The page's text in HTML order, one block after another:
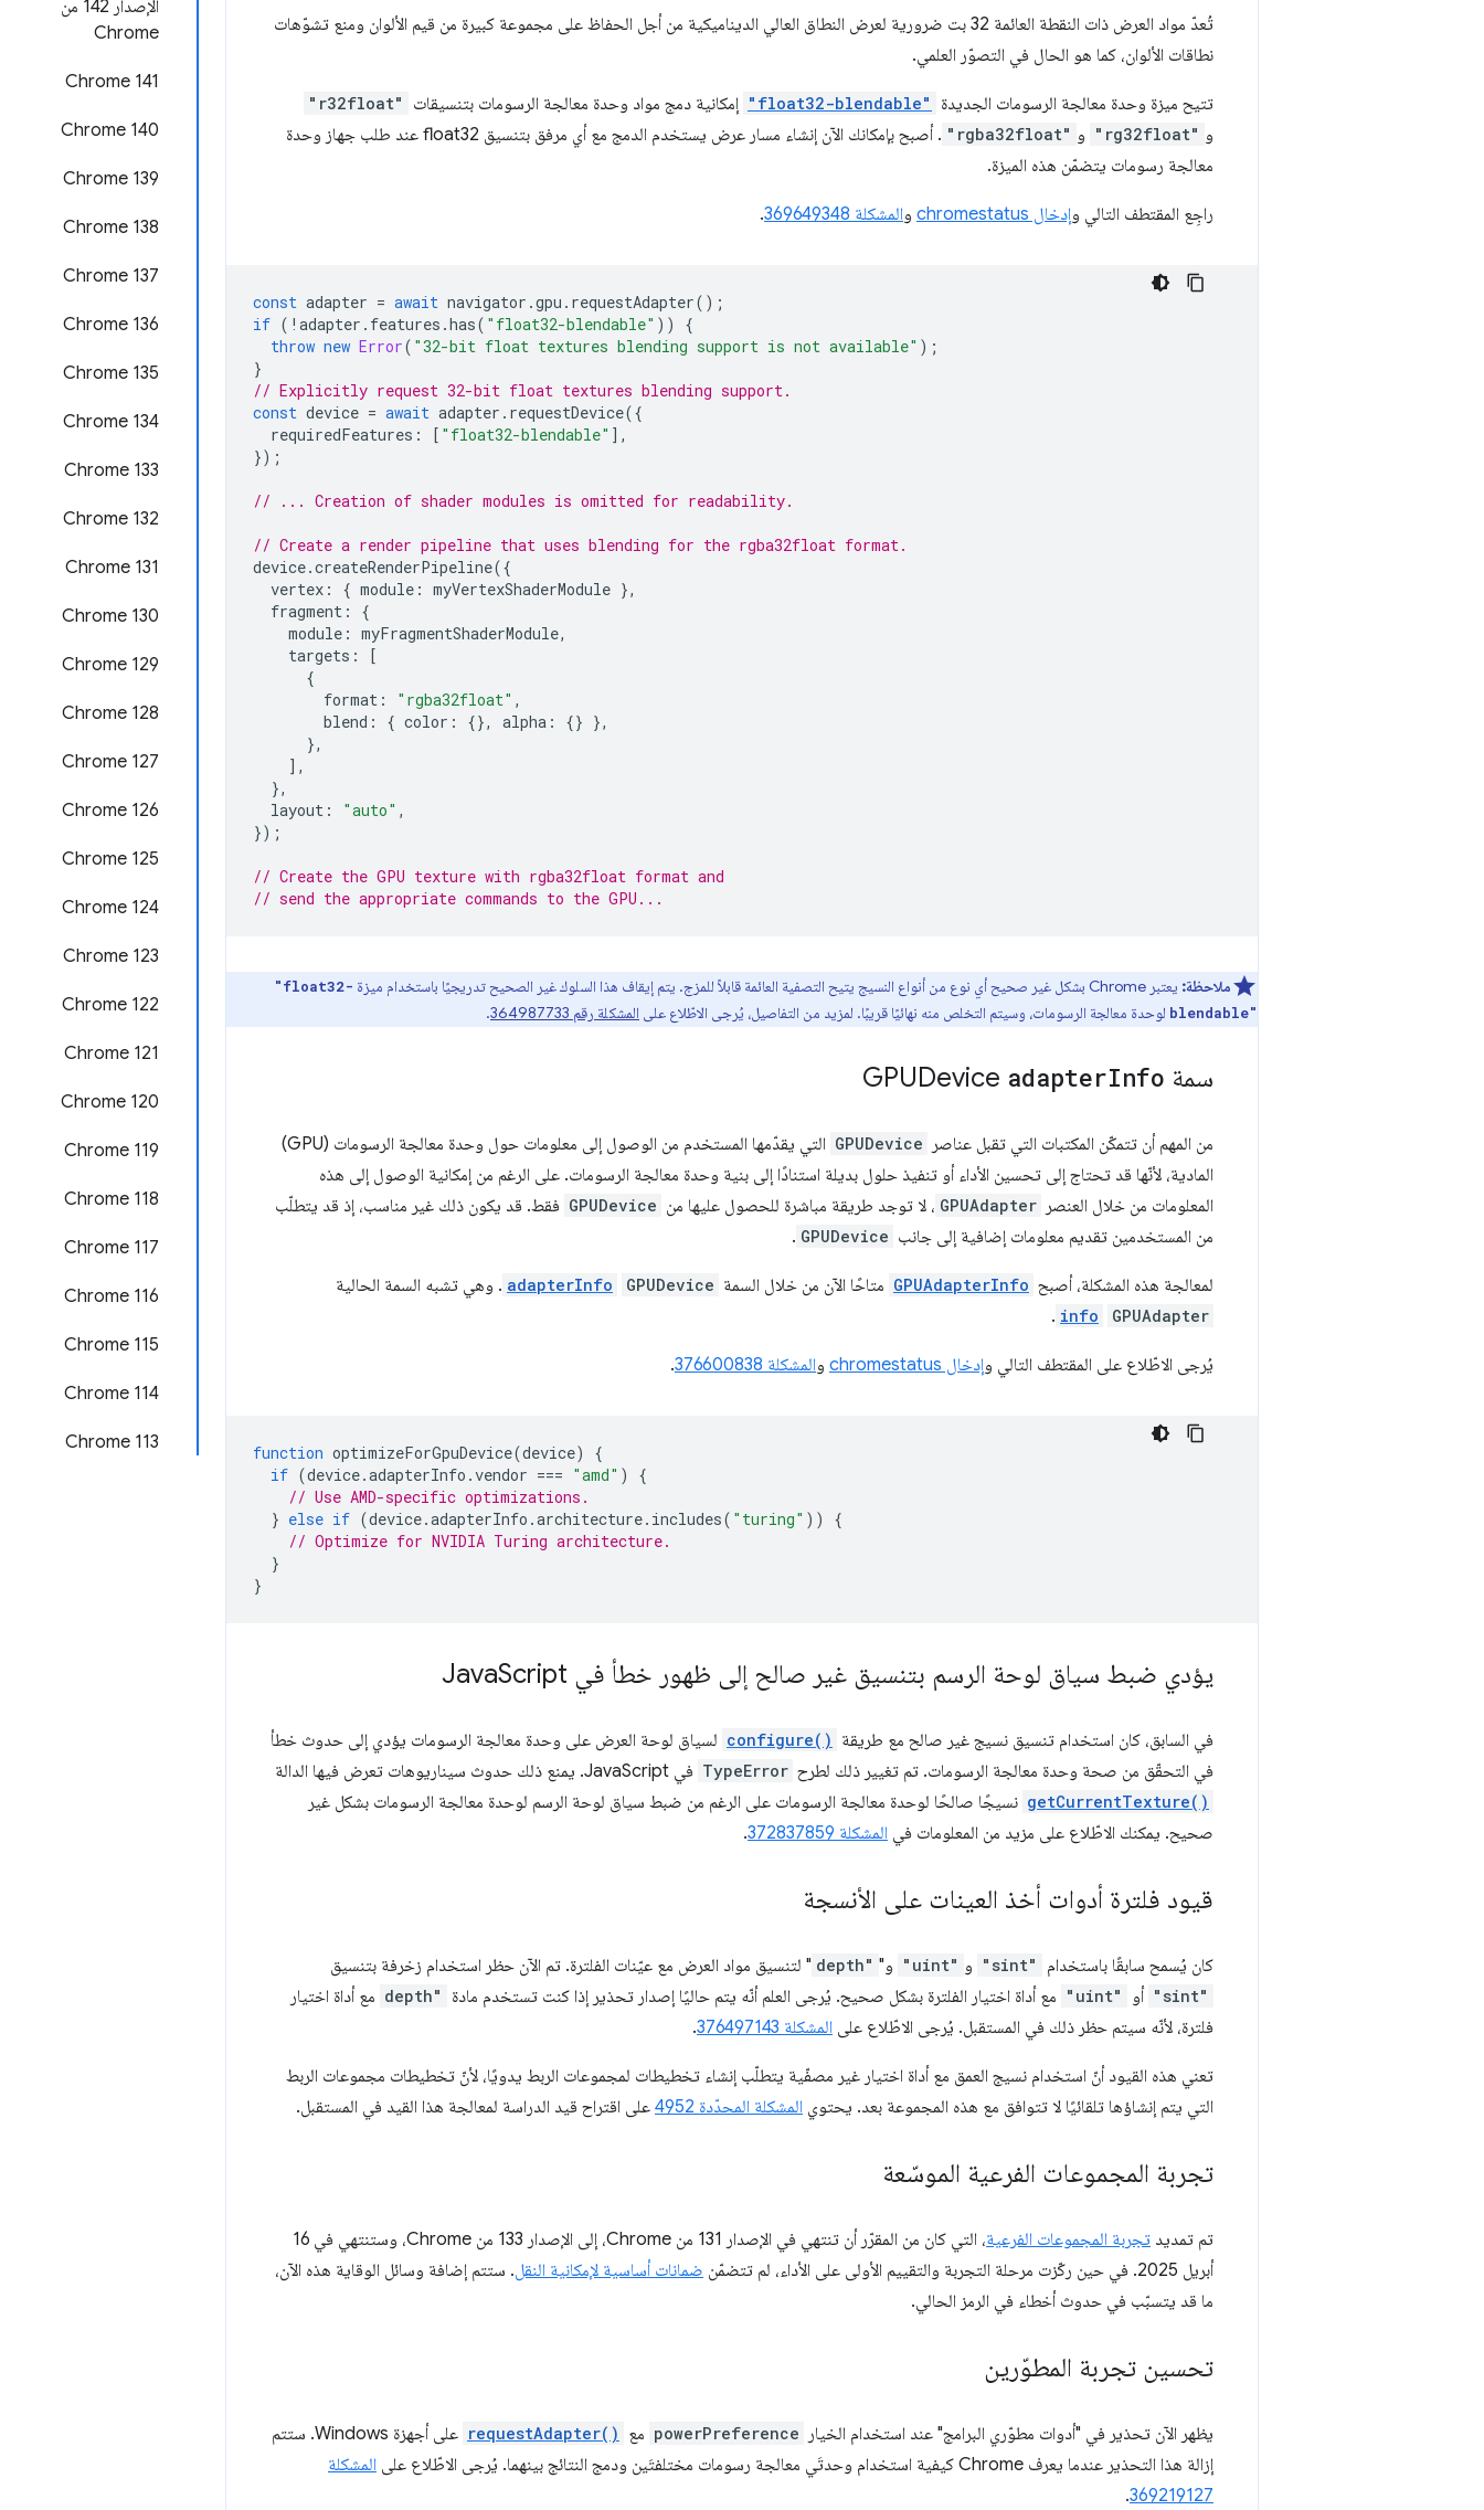
الإصدار 142 من
Chrome
‫Chrome 141
Chrome 140
‫Chrome 139
‫Chrome 138
‫Chrome 137
Chrome 136
Chrome 135
‫Chrome 134
‫Chrome 133
‫Chrome 132
Chrome 131
Chrome 130
Chrome 129
‫Chrome 128
Chrome 127
Chrome 126
‫Chrome 125
Chrome 124
Chrome 123
‫Chrome 122
Chrome 121
‫Chrome 120
‫Chrome 119
‫Chrome 118
‫Chrome 117
Chrome 116
Chrome 115
‫Chrome 114
Chrome 113
تُعدّ مواد العرض ذات النقطة العائمة 32 بت ضرورية لعرض النطاق العالي الديناميكية من أجل الحفاظ على مجموعة كبيرة من قيم الألوان ومنع تشوّهات
نطاقات الألوان، كما هو الحال في التصوّر العلمي.
تتيح ميزة وحدة معالجة الرسومات الجديدة "float32-blendable" إمكانية دمج مواد وحدة معالجة الرسومات بتنسيقات "r32float"
و "rg32float" و "rgba32float"
. أصبح بإمكانك الآن إنشاء مسار عرض يستخدم الدمج مع أي مرفق بتنسيق float32 عند طلب جهاز وحدة
معالجة رسومات يتضمّن هذه الميزة.
راجِع المقتطف التالي وإدخال chromestatus والمشكلة 369649348 .
const adapter = await navigator .gpu . requestAdapter();
if ( ! adapter . features .has( "float32-blendable" ))
{
throw new Error( "32-bit float textures blending support is not available" );
}
// Explicitly request 32-bit float textures blending support.
const device = await adapter . requestDevice({
requiredFeatures : [ "float32-blendable" ],
});
// ... Creation of shader modules is omitted for readability.
// Create a render pipeline that uses blending for the rgba32float format.
device.createRenderPipeline({
vertex : { module : myVertexShaderModule },
fragment :
{
module : myFragmentShaderModule,
targets :
[
{
format : "rgba32float" ,
blend : { color : {}, alpha : {} },
},
],
},
layout : "auto" ,
});
// Create the GPU texture with rgba32float format and
// send the appropriate commands to the GPU...
ملاحظة: يعتبر Chrome بشكل غير صحيح أي نوع من أنواع النسيج يتيح التصفية العائمة قابلاً للمزج. يتم إيقاف هذا السلوك غير الصحيح تدريجيًا باستخدام ميزة
"float32-
blendable" لوحدة معالجة الرسومات، وسيتم التخلص منه نهائيًا قريبًا. لمزيد من التفاصيل، يُرجى الاطّلاع على المشكلة رقم 364987733 .
سمة adapterInfo
من المهم أن تتمكّن المكتبات التي تقبل عناصر GPUDevice
التي يقدّمها المستخدم من الوصول إلى معلومات حول وحدة معالجة الرسومات (GPU)
المادية، لأنّها قد تحتاج إلى تحسين الأداء أو تنفيذ حلول بديلة استنادًا إلى بنية وحدة معالجة الرسومات. على الرغم من إمكانية الوصول إلى هذه
المعلومات من خلال العنصر GPUAdapter ، لا توجد طريقة مباشرة للحصول عليها من GPUDevice فقط. قد يكون ذلك غير مناسب، إذ قد يتطلّب
من المستخدمين تقديم معلومات إضافية إلى جانب GPUDevice
.
لمعالجة هذه المشكلة، أصبح GPUAdapterInfo متاحًا الآن من خلال السمة GPUDevice
adapterInfo . وهي تشبه السمة الحالية
GPUAdapter
info
.
يُرجى الاطّلاع على المقتطف التالي وإدخال chromestatus والمشكلة 376600838 .
function optimizeForGpuDevice(device)
{
if (device.adapterInfo .vendor === "amd" )
{
// Use AMD-specific optimizations.
} else if (device.adapterInfo .architecture. includes( "turing" ))
{
// Optimize for NVIDIA Turing architecture.
}
}
يؤدي ضبط سياق لوحة الرسم بتنسيق غير صالح إلى ظهور خطأ في Java Script
في السابق، كان استخدام تنسيق نسيج غير صالح مع طريقة configure() لسياق لوحة العرض على وحدة معالجة الرسومات يؤدي إلى حدوث خطأ
في التحقّق من صحة وحدة معالجة الرسومات. تم تغيير ذلك لطرح TypeError في JavaScript. يمنع ذلك حدوث سيناريوهات تعرض فيها الدالة
getCurrentTexture() نسيجًا صالحًا لوحدة معالجة الرسومات على الرغم من ضبط سياق لوحة الرسم لوحدة معالجة الرسومات بشكل غير
صحيح. يمكنك الاطّلاع على مزيد من المعلومات في المشكلة 372837859 .
قيود فلترة أدوات أخذ العينات على الأنسجة
كان يُسمح سابقًا باستخدام "sint" و "uint" و" depth" " لتنسيق مواد العرض مع عيّنات الفلترة. تم الآن حظر استخدام زخرفة بتنسيق
"sint" أو "uint" مع أداة اختيار الفلترة بشكل صحيح. يُرجى العلم أنّه يتم حاليًا إصدار تحذير إذا كنت تستخدم مادة depth" مع أداة اختيار
فلترة، لأنّه سيتم حظر ذلك في المستقبل. يُرجى الاطّلاع على المشكلة 376497143 .
تعني هذه القيود أنّ استخدام نسيج العمق مع أداة اختيار غير مصفّية يتطلّب إنشاء تخطيطات لمجموعات الربط يدويًا، لأنّ تخطيطات مجموعات الربط
التي يتم إنشاؤها تلقائيًا لا تتوافق مع هذه المجموعة بعد. يحتوي المشكلة المحدّدة 4952 على اقتراح قيد الدراسة لمعالجة هذا القيد في المستقبل.
تجربة المجموعات الفرعية الموسّعة
تم تمديد تجربة المجموعات الفرعية
، التي كان من المقرّر أن تنتهي في الإصدار 131 من Chrome، إلى الإصدار 133 من Chrome، وستنتهي في 16
أبريل 2025. في حين ركّزت مرحلة التجربة والتقييم الأولى على الأداء، لم تتضمّن
ضمانات أساسية لإمكانية النقل. ستتم إضافة وسائل الوقاية هذه الآن،
ما قد يتسبّب في حدوث أخطاء في الرمز الحالي.
تحسين تجربة المطوّرين
يظهر الآن تحذير في "أدوات مطوّري البرامج" عند استخدام الخيار powerPreference مع requestAdapter()
على أجهزة Windows. ستتم
إزالة هذا التحذير عندما يعرف Chrome كيفية استخدام وحدتَي معالجة رسومات مختلفتَين ودمج النتائج بينهما. يُرجى الاطّلاع على
المشكلة
369219127
.